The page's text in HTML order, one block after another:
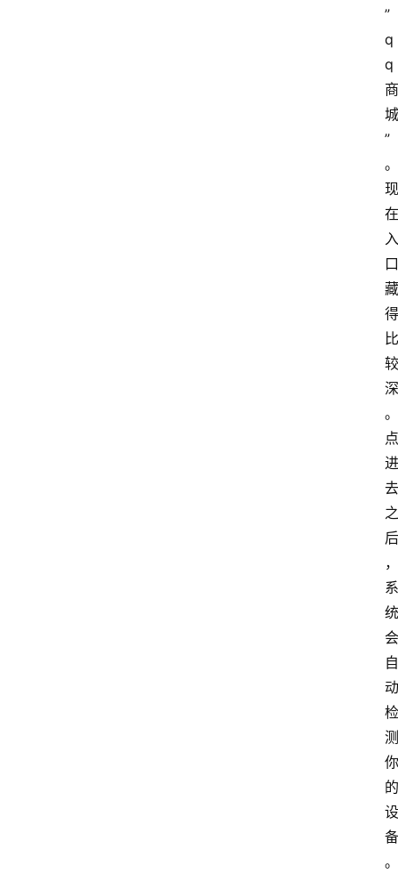
”
q
q
商
城
”
。
现
在
入
口
藏
得
比
较
深
。
点
进
去
之
后
，
系
统
会
自
动
检
测
你
的
设
备
。